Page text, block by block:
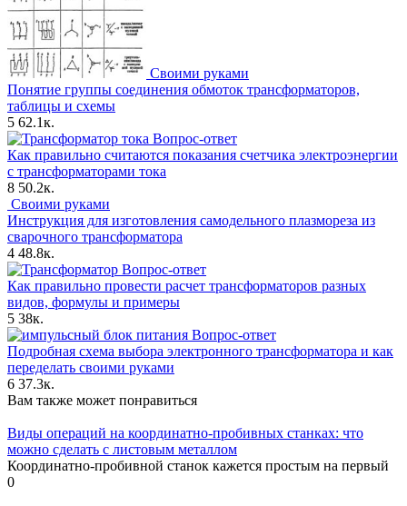
Своими руками
Понятие группы соединения обмоток трансформаторов,
таблицы и схемы
5 62.1к.
Вопрос-ответ
Как правильно считаются показания счетчика электроэнергии
с трансформаторами тока
8 50.2к.
Своими руками
Инструкция для изготовления самодельного плазмореза из
сварочного трансформатора
4 48.8к.
Вопрос-ответ
Как правильно провести расчет трансформаторов разных
видов, формулы и примеры
5 38к.
Вопрос-ответ
Подробная схема выбора электронного трансформатора и как
переделать своими руками
6 37.3к.
Вам также может понравиться
Виды операций на координатно-пробивных станках: что
можно сделать с листовым металлом
Координатно-пробивной станок кажется простым на первый
0